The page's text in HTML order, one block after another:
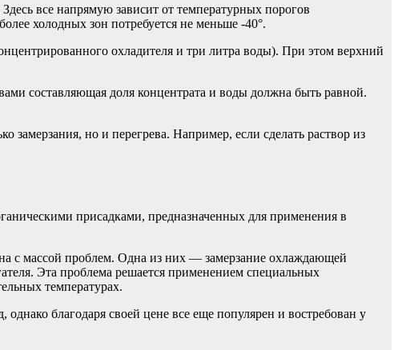
все напрямую зависит от температурных порогов
холодных зон потребуется не меньше -40°.
охладителя и три литра воды). При этом верхний
составляющая доля концентрата и воды должна быть равной.
замерзания, но и перегрева. Например, если сделать раствор из
присадками, предназначенных для применения в
с массой проблем. Одна из них — замерзание охлаждающей
Эта проблема решается применением специальных
температурах.
благодаря своей цене все еще популярен и востребован у